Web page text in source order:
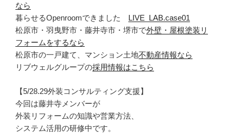
なら
暮らせるOpenroomできました LIVE_LAB.case01
松原市・羽曳野市・藤井寺市・堺市で外壁・屋根塗装リ
フォームをするなら
松原市の一戸建て、マンション土地不動産情報なら
リブウェルグループの採用情報はこちら
【5/28.29外装コンサルティング支援】
今回は藤井寺メンバーが
外装リフォームの知識や営業方法、
システム活用の研修中です。